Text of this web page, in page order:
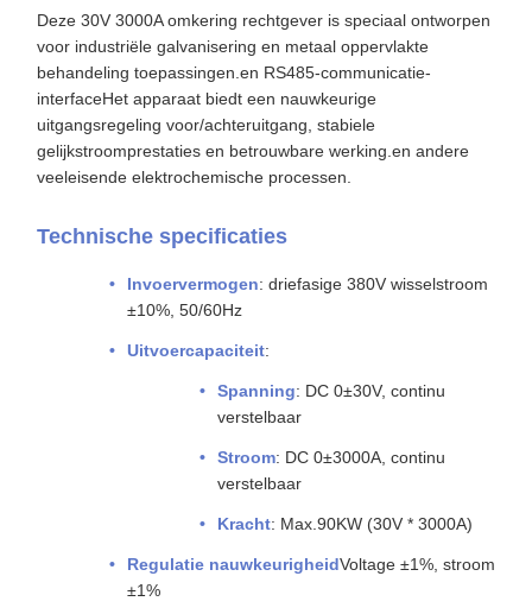
Deze 30V 3000A omkering rechtgever is speciaal ontworpen
voor industriële galvanisering en metaal oppervlakte
behandeling toepassingen.en RS485-communicatie-
interfaceHet apparaat biedt een nauwkeurige
uitgangsregeling voor/achteruitgang, stabiele
gelijkstroomprestaties en betrouwbare werking.en andere
veeleisende elektrochemische processen.
Technische specificaties
Invoervermogen: driefasige 380V wisselstroom
±10%, 50/60Hz
Uitvoercapaciteit:
Spanning: DC 0±30V, continu
verstelbaar
Stroom: DC 0±3000A, continu
verstelbaar
Kracht: Max.90KW (30V * 3000A)
Regulatie nauwkeurigheidVoltage ±1%, stroom
±1%